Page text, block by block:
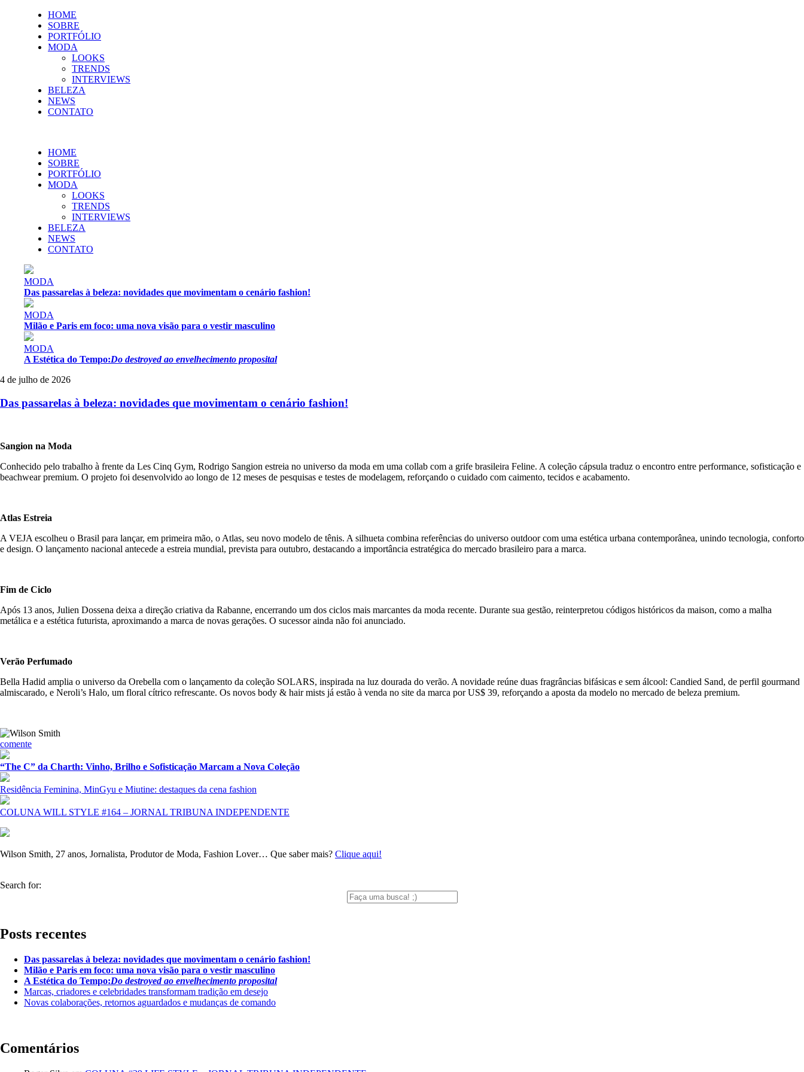
HOME
SOBRE
PORTFÓLIO
MODA
LOOKS
TRENDS
INTERVIEWS
BELEZA
NEWS
CONTATO
HOME
SOBRE
PORTFÓLIO
MODA
LOOKS
TRENDS
INTERVIEWS
BELEZA
NEWS
CONTATO
MODA
Das passarelas à beleza: novidades que movimentam o cenário fashion!
MODA
Milão e Paris em foco: uma nova visão para o vestir masculino
MODA
A Estética do Tempo:Do destroyed ao envelhecimento proposital
4 de julho de 2026
Das passarelas à beleza: novidades que movimentam o cenário fashion!
Sangion na Moda
Conhecido pelo trabalho à frente da Les Cinq Gym, Rodrigo Sangion estreia no universo da moda em uma collab com a grife brasileira Feline. A coleção cápsula traduz o encontro entre performance, sofisticação e
beachwear premium. O projeto foi desenvolvido ao longo de 12 meses de pesquisas e testes de modelagem, reforçando o cuidado com caimento, tecidos e acabamento.
Atlas Estreia
A VEJA escolheu o Brasil para lançar, em primeira mão, o Atlas, seu novo modelo de tênis. A silhueta combina referências do universo outdoor com uma estética urbana contemporânea, unindo tecnologia, conforto
e design. O lançamento nacional antecede a estreia mundial, prevista para outubro, destacando a importância estratégica do mercado brasileiro para a marca.
Fim de Ciclo
Após 13 anos, Julien Dossena deixa a direção criativa da Rabanne, encerrando um dos ciclos mais marcantes da moda recente. Durante sua gestão, reinterpretou códigos históricos da maison, como a malha
metálica e a estética futurista, aproximando a marca de novas gerações. O sucessor ainda não foi anunciado.
Verão Perfumado
Bella Hadid amplia o universo da Orebella com o lançamento da coleção SOLARS, inspirada na luz dourada do verão. A novidade reúne duas fragrâncias bifásicas e sem álcool: Candied Sand, de perfil gourmand
almiscarado, e Neroli’s Halo, um floral cítrico refrescante. Os novos body & hair mists já estão à venda no site da marca por US$ 39, reforçando a aposta da modelo no mercado de beleza premium.
comente
“The C” da Charth: Vinho, Brilho e Sofisticação Marcam a Nova Coleção
Residência Feminina, MinGyu e Miutine: destaques da cena fashion
COLUNA WILL STYLE #164 – JORNAL TRIBUNA INDEPENDENTE
Wilson Smith, 27 anos, Jornalista, Produtor de Moda, Fashion Lover… Que saber mais? Clique aqui!
Search for:
Posts recentes
Das passarelas à beleza: novidades que movimentam o cenário fashion!
Milão e Paris em foco: uma nova visão para o vestir masculino
A Estética do Tempo:Do destroyed ao envelhecimento proposital
Marcas, criadores e celebridades transformam tradição em desejo
Novas colaborações, retornos aguardados e mudanças de comando
Comentários